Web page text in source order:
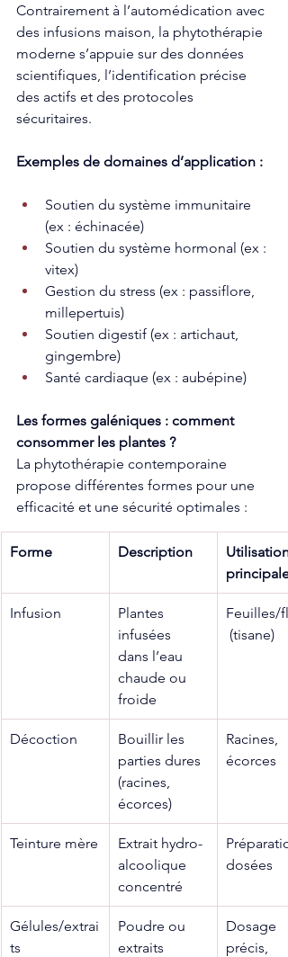
Contrairement à l’automédication avec
des infusions maison, la phytothérapie
moderne s’appuie sur des données
scientifiques, l’identification précise
des actifs et des protocoles
sécuritaires.
Exemples de domaines d’application :
Soutien du système immunitaire
(ex : échinacée)
Soutien du système hormonal (ex :
vitex)
Gestion du stress (ex : passiflore,
millepertuis)
Soutien digestif (ex : artichaut,
gingembre)
Santé cardiaque (ex : aubépine)
Les formes galéniques : comment
consommer les plantes ?
La phytothérapie contemporaine
propose différentes formes pour une
efficacité et une sécurité optimales :
Forme Description
Utilisation
principale
Infusion
Plantes
infusées
dans l’eau
chaude ou
froide
Feuilles/
(tisane)
Décoction
Bouillir les
parties dures
(racines,
écorces)
Racines,
écorces
Teinture mère
Extrait hydro-
alcoolique
concentré
dosées
Gélules/extrai
ts
Poudre ou
extraits
Dosage
précis,